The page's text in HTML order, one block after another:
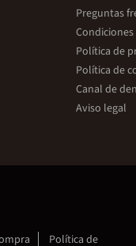
Preguntas
Política de
Política de
Canal de
Aviso legal
Política de